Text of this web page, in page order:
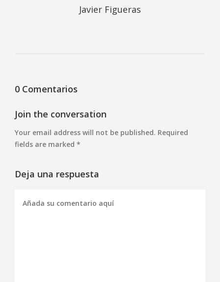
Javier Figueras
0 Comentarios
Join the conversation
Your email address will not be published. Required
fields are marked *
Deja una respuesta